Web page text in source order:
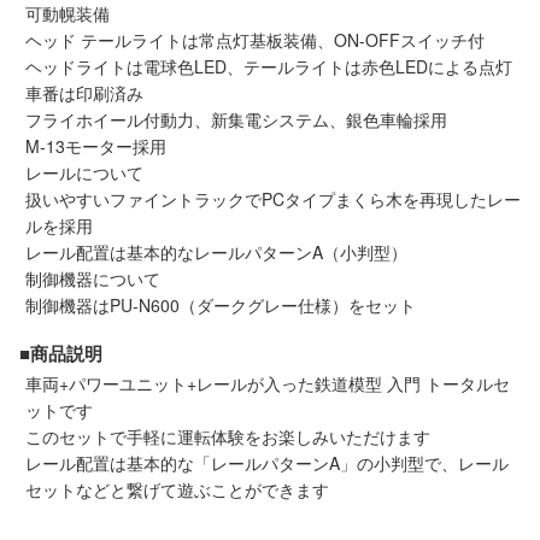
お役立ち情報
鉄道模型の情報
メルマガ登録
Infomation
ご注文方法
ヘルプページ
お問い合せ
可動幌装備
ヘッド テールライトは常点灯基板装備、ON-OFFスイッチ付
ヘッドライトは電球色LED、テールライトは赤色LEDによる点灯
車番は印刷済み
フライホイール付動力、新集電システム、銀色車輪採用
M-13モーター採用
レールについて
扱いやすいファイントラックでPCタイプまくら木を再現したレー
ルを採用
レール配置は基本的なレールパターンA（小判型）
制御機器について
制御機器はPU-N600（ダークグレー仕様）をセット
■商品説明
車両+パワーユニット+レールが入った鉄道模型 入門 トータルセ
ットです
このセットで手軽に運転体験をお楽しみいただけます
レール配置は基本的な「レールパターンA」の小判型で、レール
セットなどと繋げて遊ぶことができます